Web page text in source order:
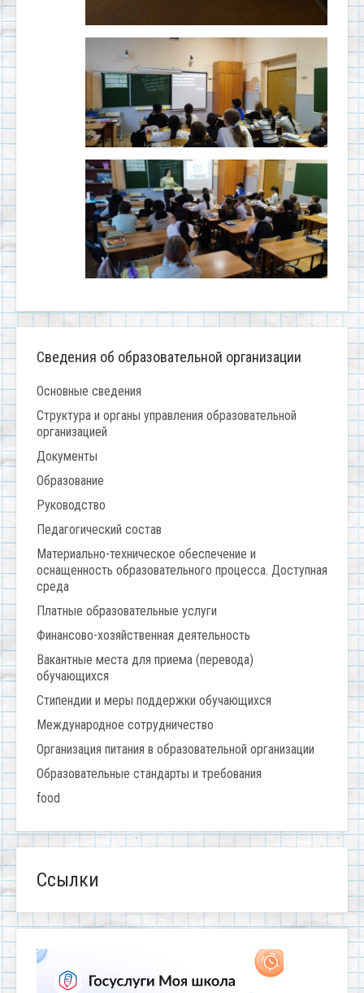
Сведения об образовательной организации
Основные сведения
Структура и органы управления образовательной
организацией
Документы
Образование
Руководство
Педагогический состав
Материально-техническое обеспечение и
оснащенность образовательного процесса. Доступная
среда
Платные образовательные услуги
Финансово-хозяйственная деятельность
Вакантные места для приема (перевода)
обучающихся
Стипендии и меры поддержки обучающихся
Международное сотрудничество
Организация питания в образовательной организации
Образовательные стандарты и требования
food
Ссылки